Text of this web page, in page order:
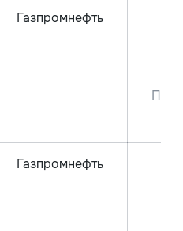
Газпромнефть
Газпромнефть